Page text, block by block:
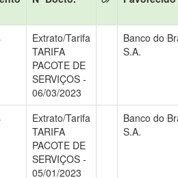
Extrato/Tarifa
TARIFA
PACOTE DE
SERVIÇOS -
06/03/2023
Banco do
S.A.
Extrato/Tarifa
TARIFA
PACOTE DE
SERVIÇOS -
05/01/2023
Banco do
S.A.